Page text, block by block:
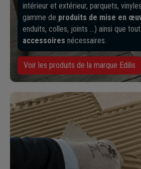
intérieur et extérieur, parquets,
gamme de produits de mise en
enduits, colles, joints …) ainsi que
accessoires nécessaires.
Voir les produits de la marque Edilis